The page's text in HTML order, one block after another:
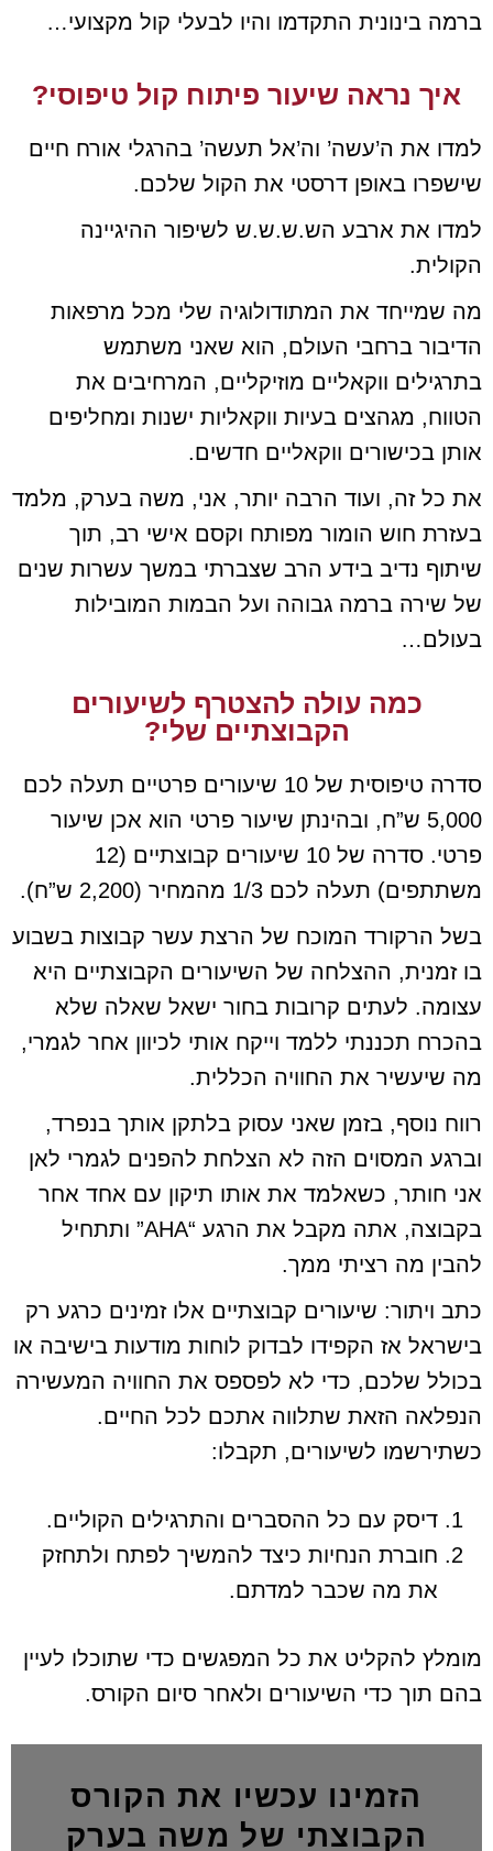
ברמה בינונית התקדמו והיו לבעלי קול מקצועי…
איך נראה שיעור פיתוח קול טיפוסי?
למדו את ה’עשה’ וה’אל תעשה’ בהרגלי אורח חיים
שישפרו באופן דרסטי את הקול שלכם.
למדו את ארבע הש.ש.ש.ש לשיפור ההיגיינה
הקולית.
מה שמייחד את המתודולוגיה שלי מכל מרפאות
הדיבור ברחבי העולם, הוא שאני משתמש
בתרגילים ווקאליים מוזיקליים, המרחיבים את
הטווח, מגהצים בעיות ווקאליות ישנות ומחליפים
אותן בכישורים ווקאליים חדשים.
את כל זה, ועוד הרבה יותר, אני, משה בערק, מלמד
בעזרת חוש הומור מפותח וקסם אישי רב, תוך
שיתוף נדיב בידע הרב שצברתי במשך עשרות שנים
של שירה ברמה גבוהה ועל הבמות המובילות
בעולם…
כמה עולה להצטרף לשיעורים
הקבוצתיים שלי?
סדרה טיפוסית של 10 שיעורים פרטיים תעלה לכם
5,000 ש”ח, ובהינתן שיעור פרטי הוא אכן שיעור
פרטי. סדרה של 10 שיעורים קבוצתיים (12
משתתפים) תעלה לכם 1/3 מהמחיר (2,200 ש”ח).
בשל הרקורד המוכח של הרצת עשר קבוצות בשבוע
בו זמנית, ההצלחה של השיעורים הקבוצתיים היא
עצומה. לעתים קרובות בחור ישאל שאלה שלא
בהכרח תכננתי ללמד וייקח אותי לכיוון אחר לגמרי,
מה שיעשיר את החוויה הכללית.
רווח נוסף, בזמן שאני עסוק בלתקן אותך בנפרד,
וברגע המסוים הזה לא הצלחת להפנים לגמרי לאן
אני חותר, כשאלמד את אותו תיקון עם אחד אחר
בקבוצה, אתה מקבל את הרגע “AHA” ותתחיל
להבין מה רציתי ממך.
כתב ויתור: שיעורים קבוצתיים אלו זמינים כרגע רק
בישראל אז הקפידו לבדוק לוחות מודעות בישיבה או
בכולל שלכם, כדי לא לפספס את החוויה המעשירה
הנפלאה הזאת שתלווה אתכם לכל החיים.
כשתירשמו לשיעורים, תקבלו:
דיסק עם כל ההסברים והתרגילים הקוליים.
חוברת הנחיות כיצד להמשיך לפתח ולתחזק
את מה שכבר למדתם.
מומלץ להקליט את כל המפגשים כדי שתוכלו לעיין
בהם תוך כדי השיעורים ולאחר סיום הקורס.
הזמינו עכשיו את הקורס
הקבוצתי של משה בערק​